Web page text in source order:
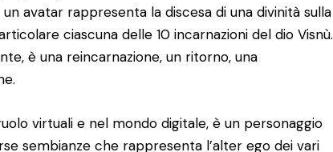
un avatar rappresenta la discesa di una divinità sulla
ciascuna delle 10 incarnazioni del dio Visnù.
è una reincarnazione, un ritorno, una
virtuali e nel mondo digitale, è un personaggio
sembianze che rappresenta l’alter ego dei vari